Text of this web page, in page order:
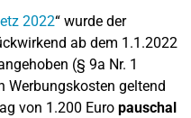
2022“ wurde der
ab dem 1.1.2022
(§ 9a Nr. 1
Werbungskosten geltend
von 1.200 Euro pauschal